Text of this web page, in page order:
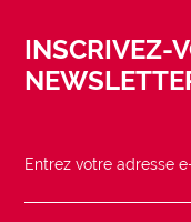
INSCRIVEZ-